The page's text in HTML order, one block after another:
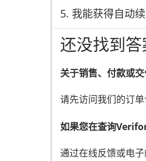
（2）月度许可：7
（3）数据恢复与数
7天保修涵盖的产品
恢复产品
- Lab.Fone for
- Android 短信+联
我们会立即处理已
如何查询退款状态：
5. 我能获得自动
自动续期通常不可退
（1）管理您的订阅
-购买后：您将收到
息
还没找到答
关于销售、付款或交
请先访问我们的订
如果您在查询
通过在线反馈或电